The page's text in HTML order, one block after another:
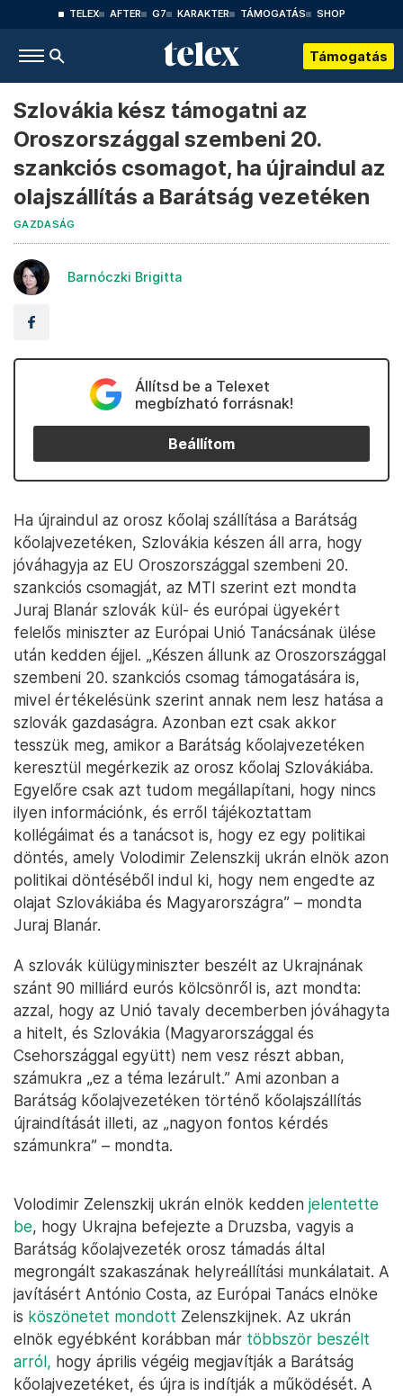
TELEX AFTER G7 KARAKTER TÁMOGATÁS SHOP
Támogatás
Szlovákia kész támogatni az
Oroszországgal szembeni 20.
szankciós csomagot, ha újraindul az
olajszállítás a Barátság vezetéken
GAZDASÁG
Barnóczki Brigitta
Állítsd be a Telexet
megbízható forrásnak!
Beállítom
Ha újraindul az orosz kőolaj szállítása a Barátság
kőolajvezetéken, Szlovákia készen áll arra, hogy
jóváhagyja az EU Oroszországgal szembeni 20.
szankciós csomagját, az MTI szerint ezt mondta
Juraj Blanár szlovák kül- és európai ügyekért
felelős miniszter az Európai Unió Tanácsának ülése
után kedden éjjel. „Készen állunk az Oroszországgal
szembeni 20. szankciós csomag támogatására is,
mivel értékelésünk szerint annak nem lesz hatása a
szlovák gazdaságra. Azonban ezt csak akkor
tesszük meg, amikor a Barátság kőolajvezetéken
keresztül megérkezik az orosz kőolaj Szlovákiába.
Egyelőre csak azt tudom megállapítani, hogy nincs
ilyen információnk, és erről tájékoztattam
kollégáimat és a tanácsot is, hogy ez egy politikai
döntés, amely Volodimir Zelenszkij ukrán elnök azon
politikai döntéséből indul ki, hogy nem engedte az
olajat Szlovákiába és Magyarországra” – mondta
Juraj Blanár.
A szlovák külügyminiszter beszélt az Ukrajnának
szánt 90 milliárd eurós kölcsönről is, azt mondta:
azzal, hogy az Unió tavaly decemberben jóváhagyta
a hitelt, és Szlovákia (Magyarországgal és
Csehországgal együtt) nem vesz részt abban,
számukra „ez a téma lezárult.” Ami azonban a
Barátság kőolajvezetéken történő kőolajszállítás
újraindítását illeti, az „nagyon fontos kérdés
számunkra” – mondta.
Volodimir Zelenszkij ukrán elnök kedden jelentette
be, hogy Ukrajna befejezte a Druzsba, vagyis a
Barátság kőolajvezeték orosz támadás által
megrongált szakaszának helyreállítási munkálatait. A
javításért António Costa, az Európai Tanács elnöke
is köszönetet mondott Zelenszkijnek. Az ukrán
elnök egyébként korábban már többször beszélt
arról, hogy április végéig megjavítják a Barátság
kőolajvezetéket, és újra is indítják a működését. A